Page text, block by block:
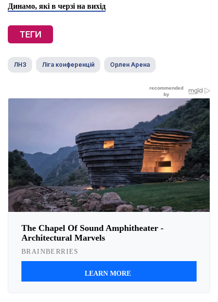
Динамо, які в черзі на вихід
ТЕГИ
ЛНЗ Ліга конференцій Орлен Арена